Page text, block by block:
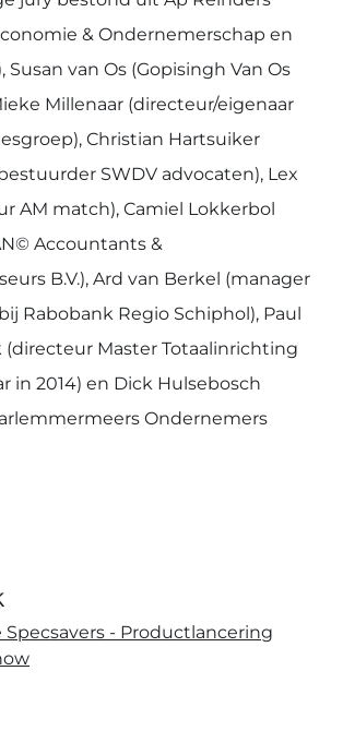
& Ondernemerschap en
Susan van Os (Gopisingh Van Os
Millenaar (directeur/eigenaar
Christian Hartsuiker
SWDV advocaten), Lex
AM match), Camiel Lokkerbol
Accountants &
B.V.), Ard van Berkel (manager
Rabobank Regio Schiphol), Paul
(directeur Master Totaalinrichting
in 2014) en Dick Hulsebosch
Ondernemers